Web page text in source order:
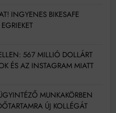
INGYENES BIKESAFE
567 MILLIÓ DOLLÁRT
ÉS AZ INSTAGRAM MIATT
MUNKAKÖRBEN
ÚJ KOLLÉGÁT